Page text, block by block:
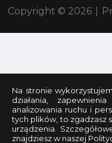
Copyright © 2026
Na stronie
działania,
analizowania ruchu i
tych plików, to zgadzasz
urządzenia.
znajdziesz w naszej